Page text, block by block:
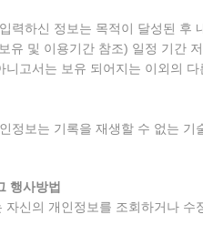
하신 정보는 목적이 달성된 후
유 및 이용기간 참조) 일정 기간
니고서는 보유 되어지는 이외의
보는 기록을 재생할 수 없는 기
행사방법
자신의 개인정보를 조회하거나 수